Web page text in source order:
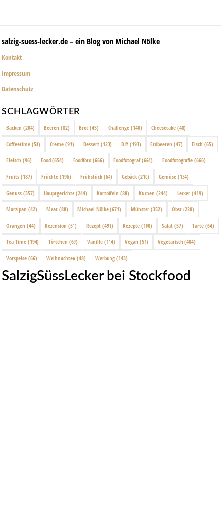
salzig-suess-lecker.de – ein Blog von Michael Nölke
Kontakt
Impressum
Datenschutz
SCHLAGWÖRTER
Backen (204) Beeren (82) Brot (45) Challenge (140) Cheesecake (48)
Coffeetime (58) Creme (91) Dessert (123) DIY (193) Erdbeeren (47) Fisch (65)
Fleisch (96) Food (654) Foodfoto (666) Foodfotograf(664) Foodfotografie (666)
Fruits (187) Früchte (196) Frühstück (64) Gebäck (210) Gemüse (134)
Genuss (357) Hauptgerichte (244) Kartoffeln (88) Kuchen (244) Lecker (419)
Marzipan (42) Meat (88) Michael Nölke (671) Münster (352) Obst (220)
Orangen (44) Rezension (51) Rezept (491) Rezepte (100) Salat (57) Tarte (64)
Tea-Time (194) Törtchen (69) Vanille (114) Vegan (51) Vegetarisch (404)
Vorspeise (66) Weihnachten (48) Werbung (143)
SalzigSüssLecker bei Stockfood